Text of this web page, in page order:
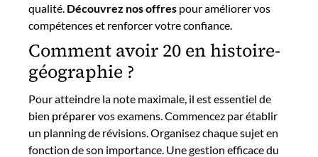
qualité. Découvrez nos offres pour améliorer vos
compétences et renforcer votre confiance.
Comment avoir 20 en histoire-
géographie ?
Pour atteindre la note maximale, il est essentiel de
bien préparervos examens. Commencez par établir
un planning de révisions. Organisez chaque sujet en
fonction de son importance. Une gestion efficace du